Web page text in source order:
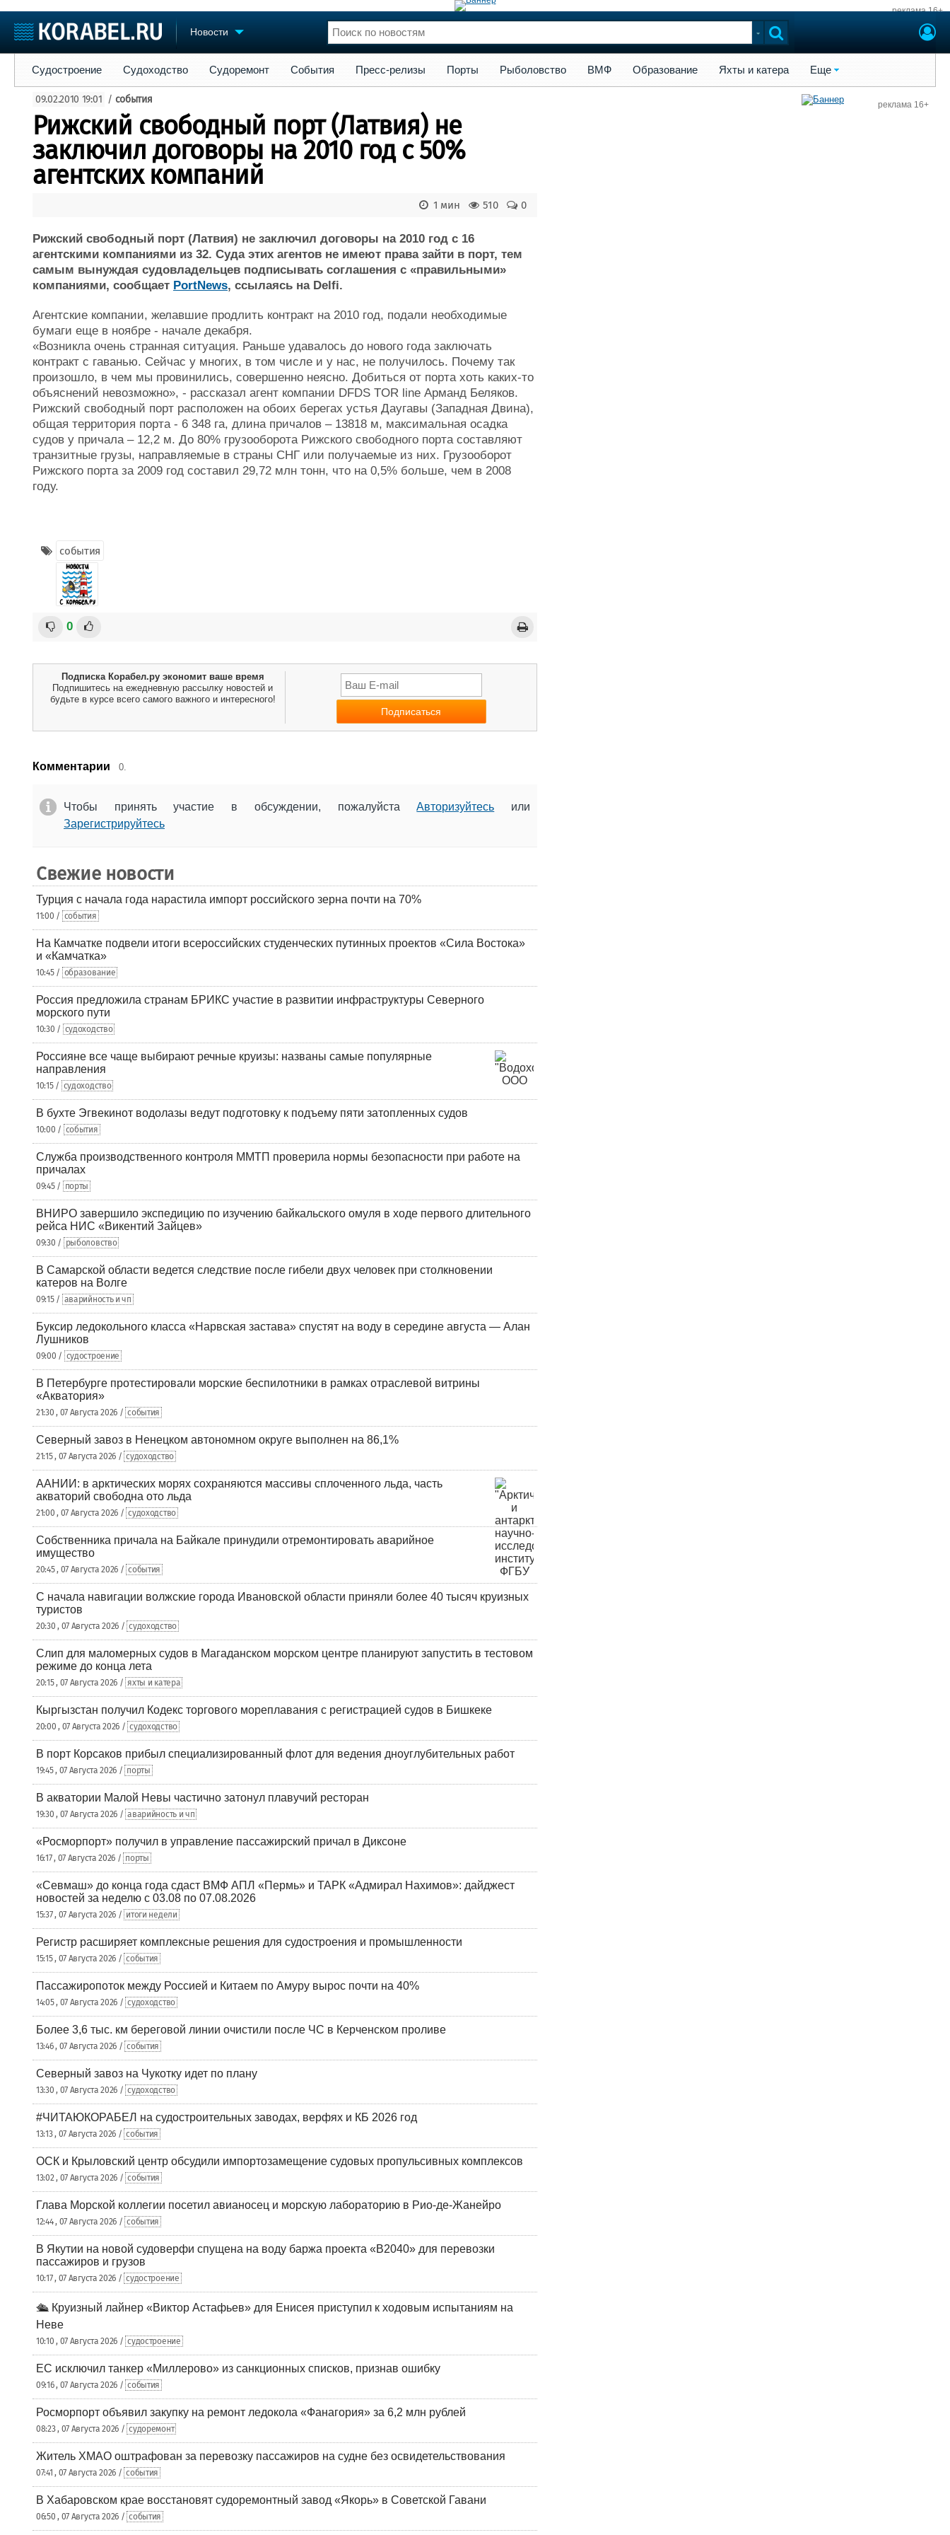
реклама 16+
Новости
Судостроение
Пульс
Новости
Репутация
Работа
Торговая площадка
Доска объявлений
Продажа флота
Изделия
Материалы
Конференции
Личности
Словарь
Флот
Форум
Отзывы
Все службы
Судостроение Судоходство Судоремонт События Пресс-релизы Порты Рыболовство ВМФ Образование Яхты и катера Еще
09.02.2010 19:01 / события
Рижский свободный порт (Латвия) не
заключил договоры на 2010 год с 50%
агентских компаний
0
510
1 мин
Рижский свободный порт (Латвия) не заключил договоры на 2010 год с 16
агентскими компаниями из 32. Суда этих агентов не имеют права зайти в порт, тем
самым вынуждая судовладельцев подписывать соглашения с «правильными»
компаниями, сообщает PortNews, ссылаясь на Delfi.
Агентские компании, желавшие продлить контракт на 2010 год, подали необходимые
бумаги еще в ноябре - начале декабря.
«Возникла очень странная ситуация. Раньше удавалось до нового года заключать
контракт с гаванью. Сейчас у многих, в том числе и у нас, не получилось. Почему так
произошло, в чем мы провинились, совершенно неясно. Добиться от порта хоть каких-то
объяснений невозможно», - рассказал агент компании DFDS TOR line Арманд Беляков.
Рижский свободный порт расположен на обоих берегах устья Даугавы (Западная Двина),
общая территория порта - 6 348 га, длина причалов – 13818 м, максимальная осадка
судов у причала – 12,2 м. До 80% грузооборота Рижского свободного порта составляют
транзитные грузы, направляемые в страны СНГ или получаемые из них. Грузооборот
Рижского порта за 2009 год составил 29,72 млн тонн, что на 0,5% больше, чем в 2008
году.
события
0
Подписка Корабел.ру экономит ваше время
Подпишитесь на ежедневную рассылку новостей и
будьте в курсе всего самого важного и интересного!
Комментарии 0.
Чтобы принять участие в обсуждении, пожалуйстаАвторизуйтесь или
Зарегистрируйтесь
Свежие новости
Турция с начала года нарастила импорт российского зерна почти на 70%
11:00 / события
На Камчатке подвели итоги всероссийских студенческих путинных проектов «Сила Востока»
и «Камчатка»
10:45 / образование
Россия предложила странам БРИКС участие в развитии инфраструктуры Северного
морского пути
10:30 / судоходство
Россияне все чаще выбирают речные круизы: названы самые популярные
направления
10:15 / судоходство
В бухте Эгвекинот водолазы ведут подготовку к подъему пяти затопленных судов
10:00 / события
Служба производственного контроля ММТП проверила нормы безопасности при работе на
причалах
09:45 / порты
ВНИРО завершило экспедицию по изучению байкальского омуля в ходе первого длительного
рейса НИС «Викентий Зайцев»
09:30 / рыболовство
В Самарской области ведется следствие после гибели двух человек при столкновении
катеров на Волге
09:15 / аварийность и чп
Буксир ледокольного класса «Нарвская застава» спустят на воду в середине августа — Алан
Лушников
09:00 / судостроение
В Петербурге протестировали морские беспилотники в рамках отраслевой витрины
«Акватория»
21:30 , 07 Августа 2026 / события
Северный завоз в Ненецком автономном округе выполнен на 86,1%
21:15 , 07 Августа 2026 / судоходство
ААНИИ: в арктических морях сохраняются массивы сплоченного льда, часть
акваторий свободна ото льда
21:00 , 07 Августа 2026 / судоходство
Собственника причала на Байкале принудили отремонтировать аварийное
имущество
20:45 , 07 Августа 2026 / события
С начала навигации волжские города Ивановской области приняли более 40 тысяч круизных
туристов
20:30 , 07 Августа 2026 / судоходство
Слип для маломерных судов в Магаданском морском центре планируют запустить в тестовом
режиме до конца лета
20:15 , 07 Августа 2026 / яхты и катера
Кыргызстан получил Кодекс торгового мореплавания с регистрацией судов в Бишкеке
20:00 , 07 Августа 2026 / судоходство
В порт Корсаков прибыл специализированный флот для ведения дноуглубительных работ
19:45 , 07 Августа 2026 / порты
В акватории Малой Невы частично затонул плавучий ресторан
19:30 , 07 Августа 2026 / аварийность и чп
«Росморпорт» получил в управление пассажирский причал в Диксоне
16:17 , 07 Августа 2026 / порты
«Севмаш» до конца года сдаст ВМФ АПЛ «Пермь» и ТАРК «Адмирал Нахимов»: дайджест
новостей за неделю с 03.08 по 07.08.2026
15:37 , 07 Августа 2026 / итоги недели
Регистр расширяет комплексные решения для судостроения и промышленности
15:15 , 07 Августа 2026 / события
Пассажиропоток между Россией и Китаем по Амуру вырос почти на 40%
14:05 , 07 Августа 2026 / судоходство
Более 3,6 тыс. км береговой линии очистили после ЧС в Керченском проливе
13:46 , 07 Августа 2026 / события
Северный завоз на Чукотку идет по плану
13:30 , 07 Августа 2026 / судоходство
#ЧИТАЮКОРАБЕЛ на судостроительных заводах, верфях и КБ 2026 год
13:13 , 07 Августа 2026 / события
ОСК и Крыловский центр обсудили импортозамещение судовых пропульсивных комплексов
13:02 , 07 Августа 2026 / события
Глава Морской коллегии посетил авианосец и морскую лабораторию в Рио-де-Жанейро
12:44 , 07 Августа 2026 / события
В Якутии на новой судоверфи спущена на воду баржа проекта «В2040» для перевозки
пассажиров и грузов
10:17 , 07 Августа 2026 / судостроение
🛳️ Круизный лайнер «Виктор Астафьев» для Енисея приступил к ходовым испытаниям на
Неве
10:10 , 07 Августа 2026 / судостроение
ЕС исключил танкер «Миллерово» из санкционных списков, признав ошибку
09:16 , 07 Августа 2026 / события
Росморпорт объявил закупку на ремонт ледокола «Фанагория» за 6,2 млн рублей
08:23 , 07 Августа 2026 / судоремонт
Житель ХМАО оштрафован за перевозку пассажиров на судне без освидетельствования
07:41 , 07 Августа 2026 / события
В Хабаровском крае восстановят судоремонтный завод «Якорь» в Советской Гавани
06:50 , 07 Августа 2026 / события
реклама 16+